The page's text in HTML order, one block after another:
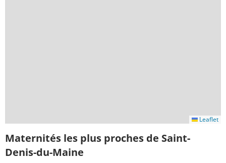
Leaflet
Maternités les plus proches de Saint-
Denis-du-Maine